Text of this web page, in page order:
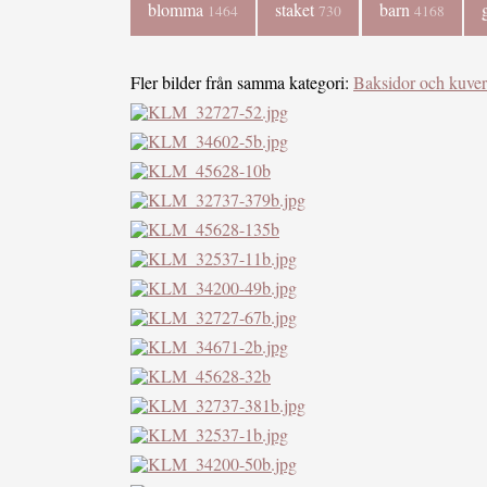
blomma 1464 staket730 barn 4168
Fler bilder från samma kategori: Baksidor och